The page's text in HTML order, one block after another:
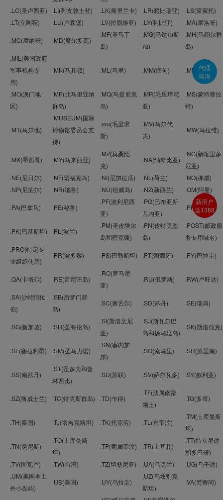
.LC(圣卢西亚) .LI(列支敦士登) .LK(斯里兰卡) .LR(赖比瑞亚)
.LS(莱索托)
.LT(立陶宛)
.LU(卢森堡) .LV(拉脱维亚) .LY(利比亚) .MA(摩洛哥)
.MC(摩纳哥) .MD(摩尔多瓦)
.MF(圣马丁
岛)
.MG(马达加斯
加)
.MH(马绍尔群
岛)
.MIL(美国政府
军事机构专
用)
.MK(马其顿) .ML(马里) .MM(缅甸) .MN(蒙古)
.MO(澳门地
区)
.MP(北马里亚纳
群岛)
.MQ(马提尼克
岛)
.MR(毛里塔尼
亚)
.MS(蒙特塞拉
特)
.MT(马尔他)
.MUSEUM(国际
博物馆委员会支
持)
.mu(毛里求
斯)
.MV(马尔代
夫)
.MW(马拉维)
.MX(墨西哥) .MY(马来西亚)
.MZ(莫桑比
克)
.NA(纳米比亚)
.NC(新喀里多
尼亚)
.NE(尼日尔)
.NF(诺福克岛) .NI(尼加拉瓜) .NL(荷兰)
.NO(挪威)
.NP(尼泊尔)
.NR(瑙鲁) .NU(纽威岛) .NZ(新西兰) .OM(阿曼)
.PA(巴拿马) .PE(秘鲁)
.PF(波利尼西
亚)
.PG(巴布亚新
几内亚)
.PH(菲律宾)
.PK(巴基斯坦) .PL(波兰)
.PM(圣皮埃尔
岛和密克隆)
.PN(皮特克恩
岛)
.POST(邮政服
务专用域名)
.PRO(特定专
业组织使用)
.PR(波多黎) .PS(巴勒斯坦) .PT(葡萄牙) .PY(巴拉圭)
.QA(卡塔尔) .RE(留尼汪岛)
.RO(罗马尼
亚)
.RU(俄罗斯) .RW(卢旺达)
.SA(沙特阿拉
伯)
.SB(所罗门群
岛)
.SC(塞舌尔) .SD(苏丹) .SE(瑞典)
.SG(新加坡) .SH(圣海伦岛)
.SI(斯洛文尼
亚)
.SJ(斯瓦尔巴
岛和扬马延岛)
.SK(斯洛伐克)
.SL(塞拉利昂) .SM(圣马力诺)
.SN(塞内加
尔)
.SO(索马里) .SR(苏里南)
.SS(南苏丹)
.ST(圣多美和普
林西比)
.SU(苏联) .SV(萨尔瓦多) .SY(叙利亚)
.SZ(斯威士兰) .TC(特克斯群岛) .TD(乍得)
.TF(法属南部
领土)
.TG(多哥)
.TH(泰国) .TJ(塔吉克斯坦) .TK(托克劳) .TL(东帝汶)
.TM(土库曼斯
坦)
.TN(突尼斯)
.TO(土库曼斯
坦)
.TP(葡属帝汶) .TR(土耳其)
.TT(特立尼达
和多巴哥)
.TV(图瓦卢)
.TW(台湾) .TZ(坦桑尼亚) .UA(乌克兰)
.UG(乌干达)
.UM(美国本土
外小岛屿)
.US(美国) .UY(乌拉圭)
.UZ(乌兹别克
斯坦)
.VA(梵蒂冈)
代理
咨询
新用户
送1388